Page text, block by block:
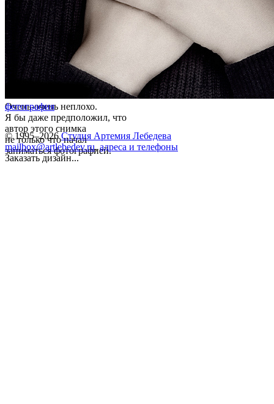
Очень-очень неплохо.
Я бы даже предположил, что
автор этого снимка
не только что начал
заниматься фотографией.
фотография
© 1995–2026 Студия Артемия Лебедева
mailbox@artlebedev.ru, адреса и телефоны
Заказать дизайн...